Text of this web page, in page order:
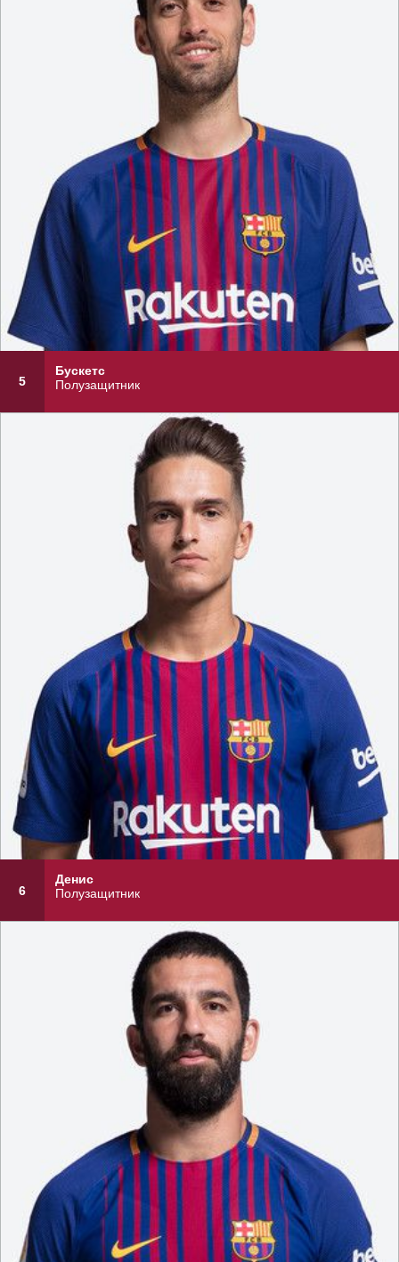
5
Бускетс
Полузащитник
6
Денис
Полузащитник